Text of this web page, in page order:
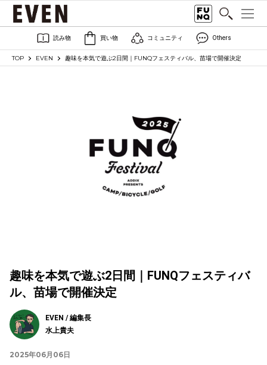
読み物 買い物 コミュニティ Others
TOP EVEN 趣味を本気で遊ぶ2日間｜FUNQフェスティバル、苗場で開催決定
趣味を本気で遊ぶ2日間｜FUNQフェスティバ
ル、苗場で開催決定
EVEN / 編集長
水上貴夫
2025年06月06日